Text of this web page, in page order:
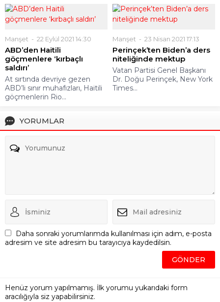
Manşet 22 Eylül 2021 14:30
ABD’den Haitili
göçmenlere ‘kırbaçlı
saldırı’
At sırtında devriye gezen
ABD’li sınır muhafızları, Haitili
göçmenlerin Rio...
Manşet 23 Nisan 2021 17:13
Perinçek’ten Biden’a ders
niteliğinde mektup
Vatan Partisi Genel Başkanı
Dr. Doğu Perinçek, New York
Times...
YORUMLAR
Daha sonraki yorumlarımda kullanılması için adım, e-posta
adresim ve site adresim bu tarayıcıya kaydedilsin.
Henüz yorum yapılmamış. İlk yorumu yukarıdaki form
aracılığıyla siz yapabilirsiniz.